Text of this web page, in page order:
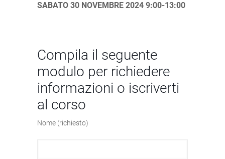
SABATO 30 NOVEMBRE 2024 9:00-13:00
Compila il seguente
modulo per richiedere
informazioni o iscriverti
al corso
Nome (richiesto)